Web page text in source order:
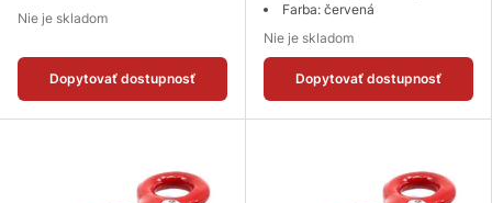
Nie je skladom
Dopytovať dostupnosť
Farba: červená
Nie je skladom
Dopytovať dostupnosť